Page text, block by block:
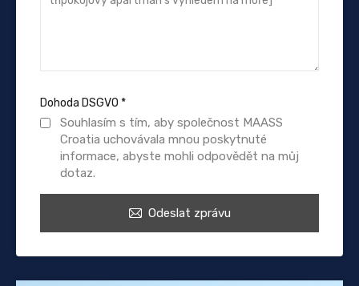
Dohoda DSGVO *
Souhlasím s tím, aby společnost MAASS
Croatia uchovávala mnou poskytnuté
informace, abyste mohli odpovědět na můj
dotaz.
Odeslat zprávu